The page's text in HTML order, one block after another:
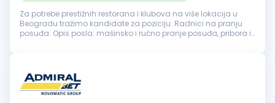
Za potrebe prestižnih restorana i klubova na više lokacija u
Beogradu tražimo kandidate za poziciju: Radnici na pranju
posuđa. Opis posla: mašinsko i ručno pranje posuđa, pribora i